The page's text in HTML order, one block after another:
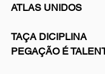
ATLAS UNIDOS
TAÇA DICIPLINA
PEGAÇÃO É